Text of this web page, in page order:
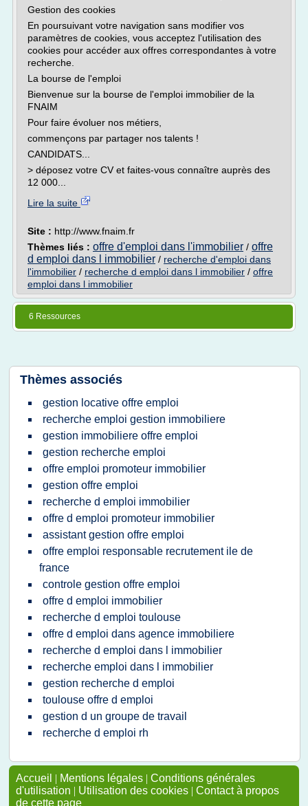
Gestion des cookies
En poursuivant votre navigation sans modifier vos
paramètres de cookies, vous acceptez l'utilisation des
cookies pour accéder aux offres correspondantes à votre
recherche.
La bourse de l'emploi
Bienvenue sur la bourse de l'emploi immobilier de la
FNAIM
Pour faire évoluer nos métiers,
commençons par partager nos talents !
CANDIDATS...
> déposez votre CV et faites-vous connaître auprès des
12 000...
Lire la suite
Site : http://www.fnaim.fr
Thèmes liés : offre d'emploi dans l'immobilier / offre
d emploi dans l immobilier / recherche d'emploi dans
l'immobilier / recherche d emploi dans l immobilier / offre
emploi dans l immobilier
6 Ressources
Thèmes associés
gestion locative offre emploi
recherche emploi gestion immobiliere
gestion immobiliere offre emploi
gestion recherche emploi
offre emploi promoteur immobilier
gestion offre emploi
recherche d emploi immobilier
offre d emploi promoteur immobilier
assistant gestion offre emploi
offre emploi responsable recrutement ile de
france
controle gestion offre emploi
offre d emploi immobilier
recherche d emploi toulouse
offre d emploi dans agence immobiliere
recherche d emploi dans l immobilier
recherche emploi dans l immobilier
gestion recherche d emploi
toulouse offre d emploi
gestion d un groupe de travail
recherche d emploi rh
Accueil | Mentions légales | Conditions générales
d'utilisation | Utilisation des cookies | Contact à propos
de cette page